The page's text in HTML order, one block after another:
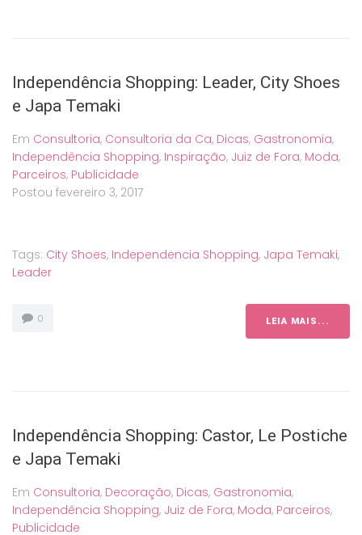
Independência Shopping: Leader, City Shoes
e Japa Temaki
Em Consultoria, Consultoria da Ca, Dicas, Gastronomia,
Independência Shopping, Inspiração, Juiz de Fora, Moda,
Parceiros, Publicidade
Postou fevereiro 3, 2017
Tags: City Shoes, Independencia Shopping, Japa Temaki,
Leader
0 LEIA MAIS...
Independência Shopping: Castor, Le Postiche
e Japa Temaki
Em Consultoria, Decoração, Dicas, Gastronomia,
Independência Shopping, Juiz de Fora, Moda, Parceiros,
Publicidade